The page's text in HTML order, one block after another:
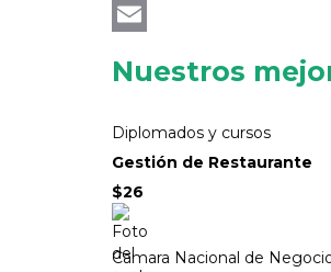
Messenger
Nuestros
Diplomados y cursos
Gestión de Restaurante
$26
Camara Nacional de